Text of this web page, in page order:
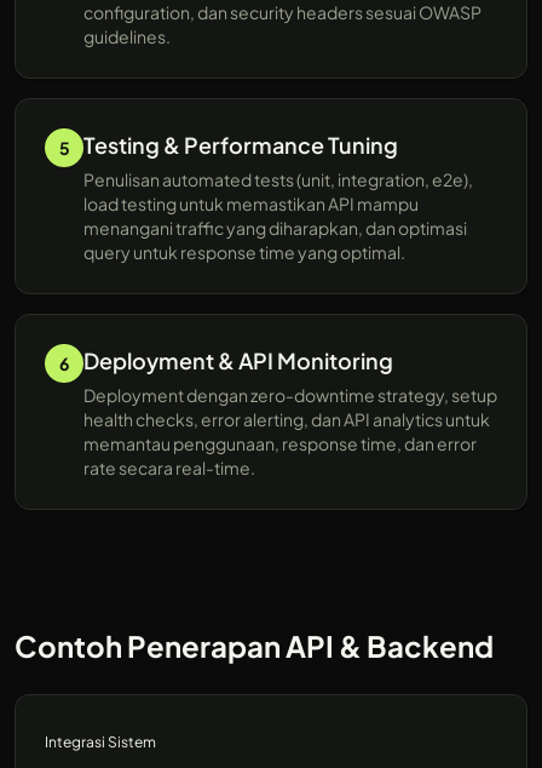
configuration, dan security headers sesuai OWASP
guidelines.
5 Testing & Performance Tuning
Penulisan automated tests (unit, integration, e2e),
load testing untuk memastikan API mampu
menangani traffic yang diharapkan, dan optimasi
query untuk response time yang optimal.
6 Deployment & API Monitoring
Deployment dengan zero-downtime strategy, setup
health checks, error alerting, dan API analytics untuk
memantau penggunaan, response time, dan error
rate secara real-time.
Contoh Penerapan API & Backend
Integrasi Sistem